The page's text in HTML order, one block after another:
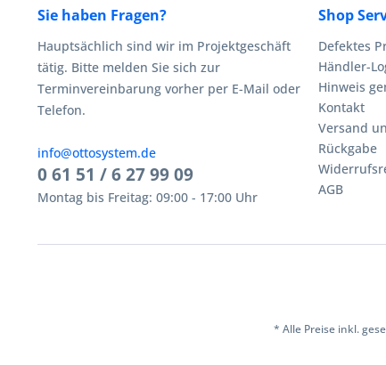
Sie haben Fragen?
Hauptsächlich sind wir im Projektgeschäft
tätig. Bitte melden Sie sich zur
Terminvereinbarung vorher per E-Mail oder
Telefon.
info@ottosystem.de
0 61 51 / 6 27 99 09
Montag bis Freitag: 09:00 - 17:00 Uhr
Shop
Defektes
Händler-
Hinweis
Kontakt
Versand
Rückgabe
AGB
* Alle Preise inkl.